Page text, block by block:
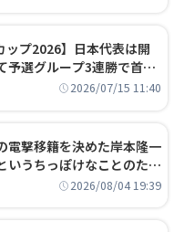
ップ2026】日本代表は開
予選グループ3連勝で首位
はエジプトに決定2026/07/15 11:40
電撃移籍を決めた岸本隆一
いうちっぽけなことのため
ない」
2026/08/04 19:39